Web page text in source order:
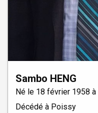
Sambo HENG
Né le 18 février 1958 à
Décédé à Poissy